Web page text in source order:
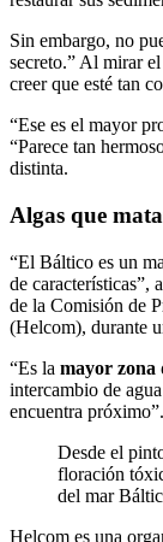
Sin embargo, no
secreto.” Al mirar
creer que esté tan
“Ese es el mayor
“Parece tan
distinta.
Algas que
“El Báltico es un
de características”,
de la Comisión de
(Helcom), durante
“Es la mayor zona
intercambio de
encuentra próximo”.
Desde el
floración
del mar
Helcom es una